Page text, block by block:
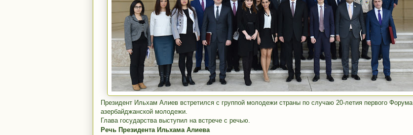
Президент Ильхам Алиев встретился с группой молодежи страны по случаю 20-летия первого Форума
азербайджанской молодежи.
Глава государства выступил на встрече с речью.
Речь Президента Ильхама Алиева